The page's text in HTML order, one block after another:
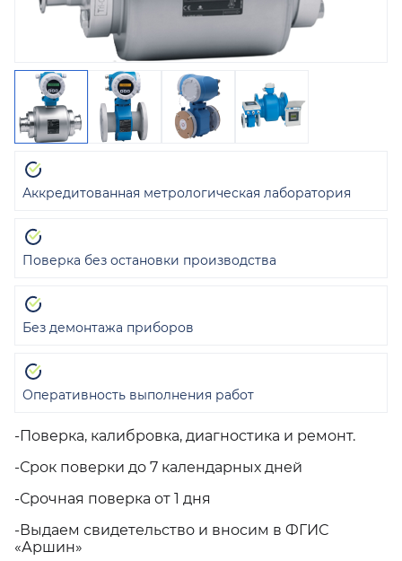
-Поверка, калибровка, диагностика и ремонт.
-Срок поверки до 7 календарных дней
-Срочная поверка от 1 дня
-Выдаем свидетельство и вносим в ФГИС
«Аршин»
Аккредитованная метрологическая лаборатория
Поверка без остановки производства
Без демонтажа приборов
Оперативность выполнения работ